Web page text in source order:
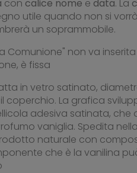
con calice nome e data. La
utile quando non si
un soprammobile.
Comunione" non va
è fissa
in vetro satinato,
coperchio. La grafica
adesiva satinata,
vaniglia. Spedita
naturale con
che è la vanilina